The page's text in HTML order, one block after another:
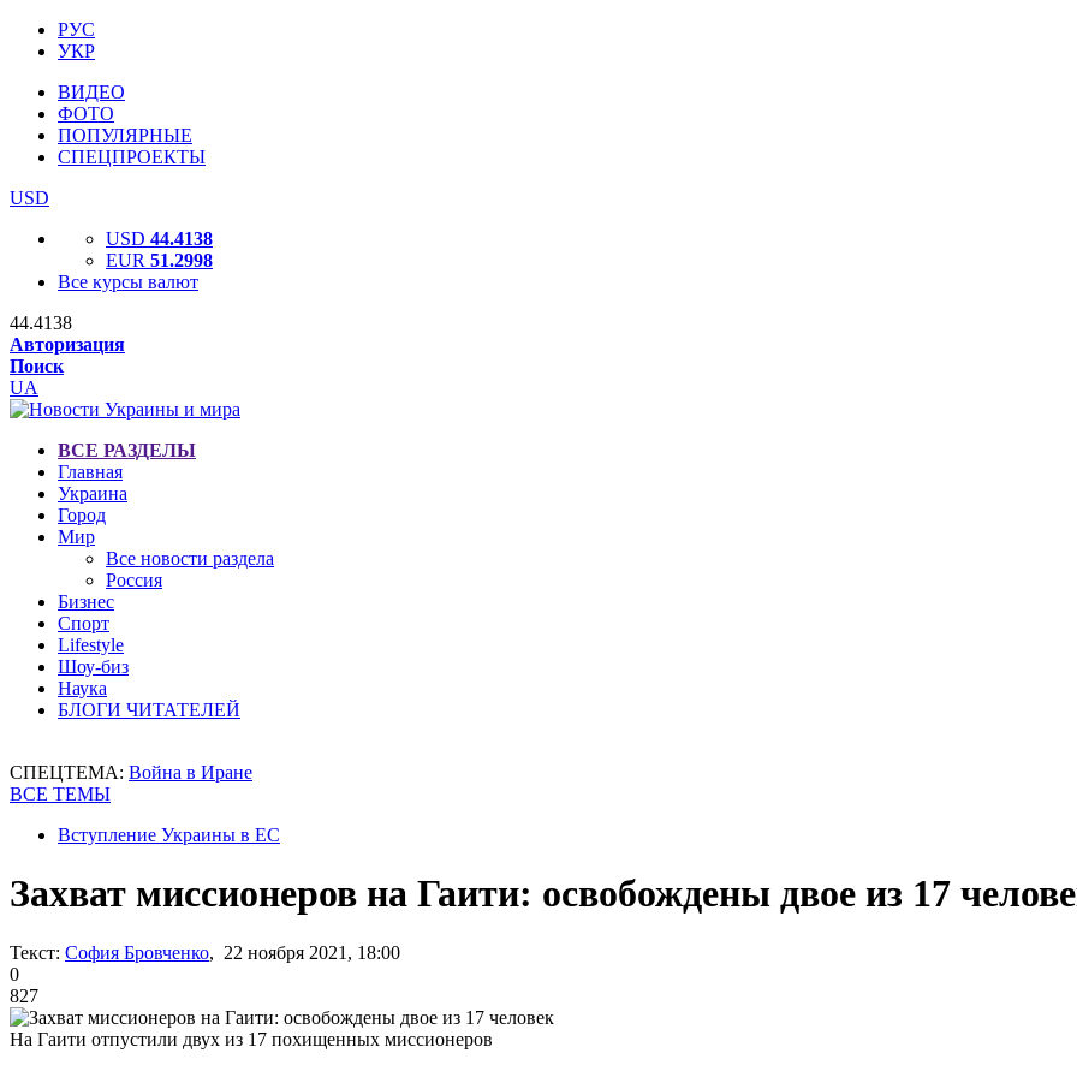
РУС
УКР
ВИДЕО
ФОТО
ПОПУЛЯРНЫЕ
СПЕЦПРОЕКТЫ
USD
USD 44.4138
EUR 51.2998
Все курсы валют
44.4138
Авторизация
Поиск
UA
ВСЕ РАЗДЕЛЫ
Главная
Украина
Город
Мир
Все новости раздела
Россия
Бизнес
Спорт
Lifestyle
Шоу-биз
Наука
БЛОГИ ЧИТАТЕЛЕЙ
СПЕЦТЕМА: Война в Иране
ВСЕ ТЕМЫ
Вступление Украины в ЕС
Захват миссионеров на Гаити: освобождены двое из 17
Текст: София Бровченко, 22 ноября 2021, 18:00
0
827
На Гаити отпустили двух из 17 похищенных миссионеров